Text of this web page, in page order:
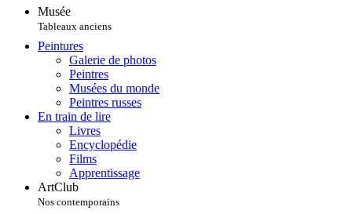
Musée
Tableaux anciens
Peintures
Galerie de photos
Peintres
Musées du monde
Peintres russes
En train de lire
Livres
Encyclopédie
Films
Apprentissage
ArtClub
Nos contemporains